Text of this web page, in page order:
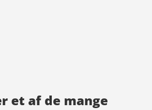
et af de mange